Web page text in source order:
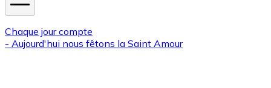
Chaque jour compte
- Aujourd'hui nous fêtons la Saint Amour